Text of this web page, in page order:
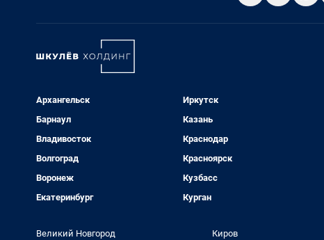
Архангельск
Барнаул
Владивосток
Волгоград
Воронеж
Екатеринбург
Иркутск
Казань
Краснодар
Красноярск
Кузбасс
Курган
Великий Новгород
Киров